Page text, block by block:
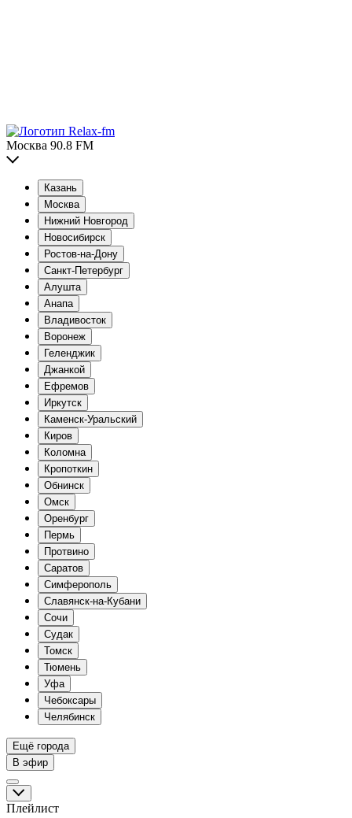
Москва 90.8 FM
Казань
Москва
Нижний Новгород
Новосибирск
Ростов-на-Дону
Санкт-Петербург
Алушта
Анапа
Владивосток
Воронеж
Геленджик
Джанкой
Ефремов
Иркутск
Каменск-Уральский
Киров
Коломна
Кропоткин
Обнинск
Омск
Оренбург
Пермь
Протвино
Саратов
Симферополь
Славянск-на-Кубани
Сочи
Судак
Томск
Тюмень
Уфа
Чебоксары
Челябинск
Ещё города
В эфир
Плейлист